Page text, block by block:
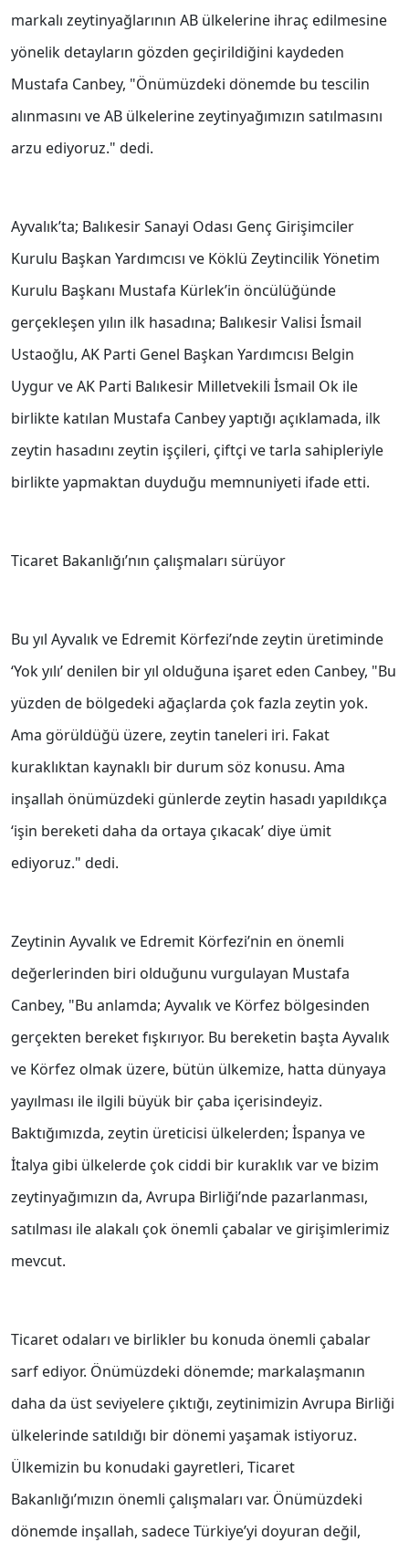
markalı zeytinyağlarının AB ülkelerine ihraç edilmesine
yönelik detayların gözden geçirildiğini kaydeden
Mustafa Canbey, "Önümüzdeki dönemde bu tescilin
alınmasını ve AB ülkelerine zeytinyağımızın satılmasını
arzu ediyoruz." dedi.
Ayvalık’ta; Balıkesir Sanayi Odası Genç Girişimciler
Kurulu Başkan Yardımcısı ve Köklü Zeytincilik Yönetim
Kurulu Başkanı Mustafa Kürlek’in öncülüğünde
gerçekleşen yılın ilk hasadına; Balıkesir Valisi İsmail
Ustaoğlu, AK Parti Genel Başkan Yardımcısı Belgin
Uygur ve AK Parti Balıkesir Milletvekili İsmail Ok ile
birlikte katılan Mustafa Canbey yaptığı açıklamada, ilk
zeytin hasadını zeytin işçileri, çiftçi ve tarla sahipleriyle
birlikte yapmaktan duyduğu memnuniyeti ifade etti.
Ticaret Bakanlığı’nın çalışmaları sürüyor
Bu yıl Ayvalık ve Edremit Körfezi’nde zeytin üretiminde
‘Yok yılı’ denilen bir yıl olduğuna işaret eden Canbey, "Bu
yüzden de bölgedeki ağaçlarda çok fazla zeytin yok.
Ama görüldüğü üzere, zeytin taneleri iri. Fakat
kuraklıktan kaynaklı bir durum söz konusu. Ama
inşallah önümüzdeki günlerde zeytin hasadı yapıldıkça
‘işin bereketi daha da ortaya çıkacak’ diye ümit
ediyoruz." dedi.
Zeytinin Ayvalık ve Edremit Körfezi’nin en önemli
değerlerinden biri olduğunu vurgulayan Mustafa
Canbey, "Bu anlamda; Ayvalık ve Körfez bölgesinden
gerçekten bereket fışkırıyor. Bu bereketin başta Ayvalık
ve Körfez olmak üzere, bütün ülkemize, hatta dünyaya
yayılması ile ilgili büyük bir çaba içerisindeyiz.
Baktığımızda, zeytin üreticisi ülkelerden; İspanya ve
İtalya gibi ülkelerde çok ciddi bir kuraklık var ve bizim
zeytinyağımızın da, Avrupa Birliği’nde pazarlanması,
satılması ile alakalı çok önemli çabalar ve girişimlerimiz
mevcut.
Ticaret odaları ve birlikler bu konuda önemli çabalar
sarf ediyor. Önümüzdeki dönemde; markalaşmanın
daha da üst seviyelere çıktığı, zeytinimizin Avrupa Birliği
ülkelerinde satıldığı bir dönemi yaşamak istiyoruz.
Ülkemizin bu konudaki gayretleri, Ticaret
Bakanlığı’mızın önemli çalışmaları var. Önümüzdeki
dönemde inşallah, sadece Türkiye’yi doyuran değil,